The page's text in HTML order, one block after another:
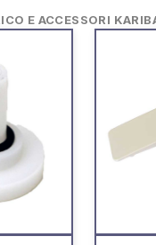
E ACCESSORI